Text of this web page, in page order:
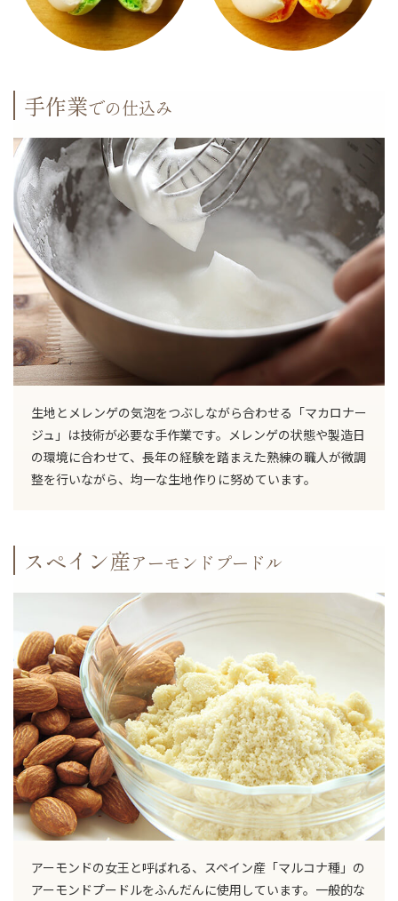
手作業での仕込み
生地とメレンゲの気泡をつぶしながら合わせる「マカロナー
ジュ」は技術が必要な手作業です。メレンゲの状態や製造日
の環境に合わせて、長年の経験を踏まえた熟練の職人が微調
整を行いながら、均一な生地作りに努めています。
スペイン産アーモンドプードル
アーモンドの女王と呼ばれる、スペイン産「マルコナ種」の
アーモンドプードルをふんだんに使用しています。一般的な